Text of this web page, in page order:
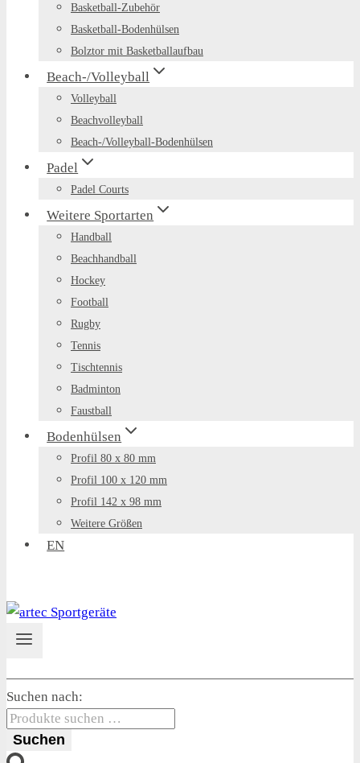
Basketball-Zubehör
Basketball-Bodenhülsen
Bolztor mit Basketballaufbau
Beach-/Volleyball
Volleyball
Beachvolleyball
Beach-/Volleyball-Bodenhülsen
Padel
Padel Courts
Weitere Sportarten
Handball
Beachhandball
Hockey
Football
Rugby
Tennis
Tischtennis
Badminton
Faustball
Bodenhülsen
Profil 80 x 80 mm
Profil 100 x 120 mm
Profil 142 x 98 mm
Weitere Größen
EN
Suchen nach:
Suchen